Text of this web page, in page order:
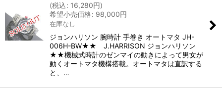
(税込: 16,280円)
希望小売価格: 98,000円
在庫なし
ジョンハリソン 腕時計 手巻き オートマタ JH-
006H-BW★★ J.HARRISON ジョンハリソン
★★機械式時計のゼンマイの動きによって男女が
動くオートマタ機構搭載。オートマタは直訳する
と、…